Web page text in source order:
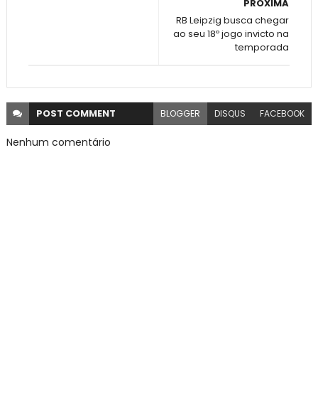
PRÓXIMA
RB Leipzig busca chegar
ao seu 18º jogo invicto na
temporada
POST COMMENT BLOGGER DISQUS FACEBOOK
Nenhum comentário